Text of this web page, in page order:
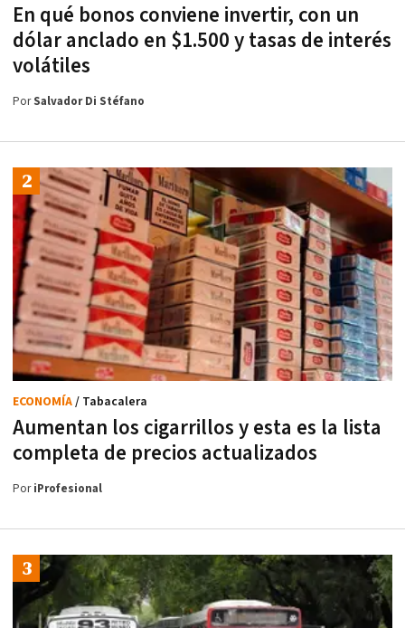
En qué bonos conviene invertir, con un
dólar anclado en $1.500 y tasas de interés
volátiles
PorSalvador Di Stéfano
Aumentan los cigarrillos y esta es la lista
completa de precios actualizados
ECONOMÍA/ Tabacalera
PoriProfesional